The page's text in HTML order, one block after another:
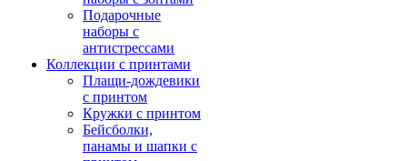
Подарочные
наборы с
антистрессами
Коллекции с принтами
Плащи-дождевики
с принтом
Кружки с принтом
Бейсболки,
панамы и шапки с